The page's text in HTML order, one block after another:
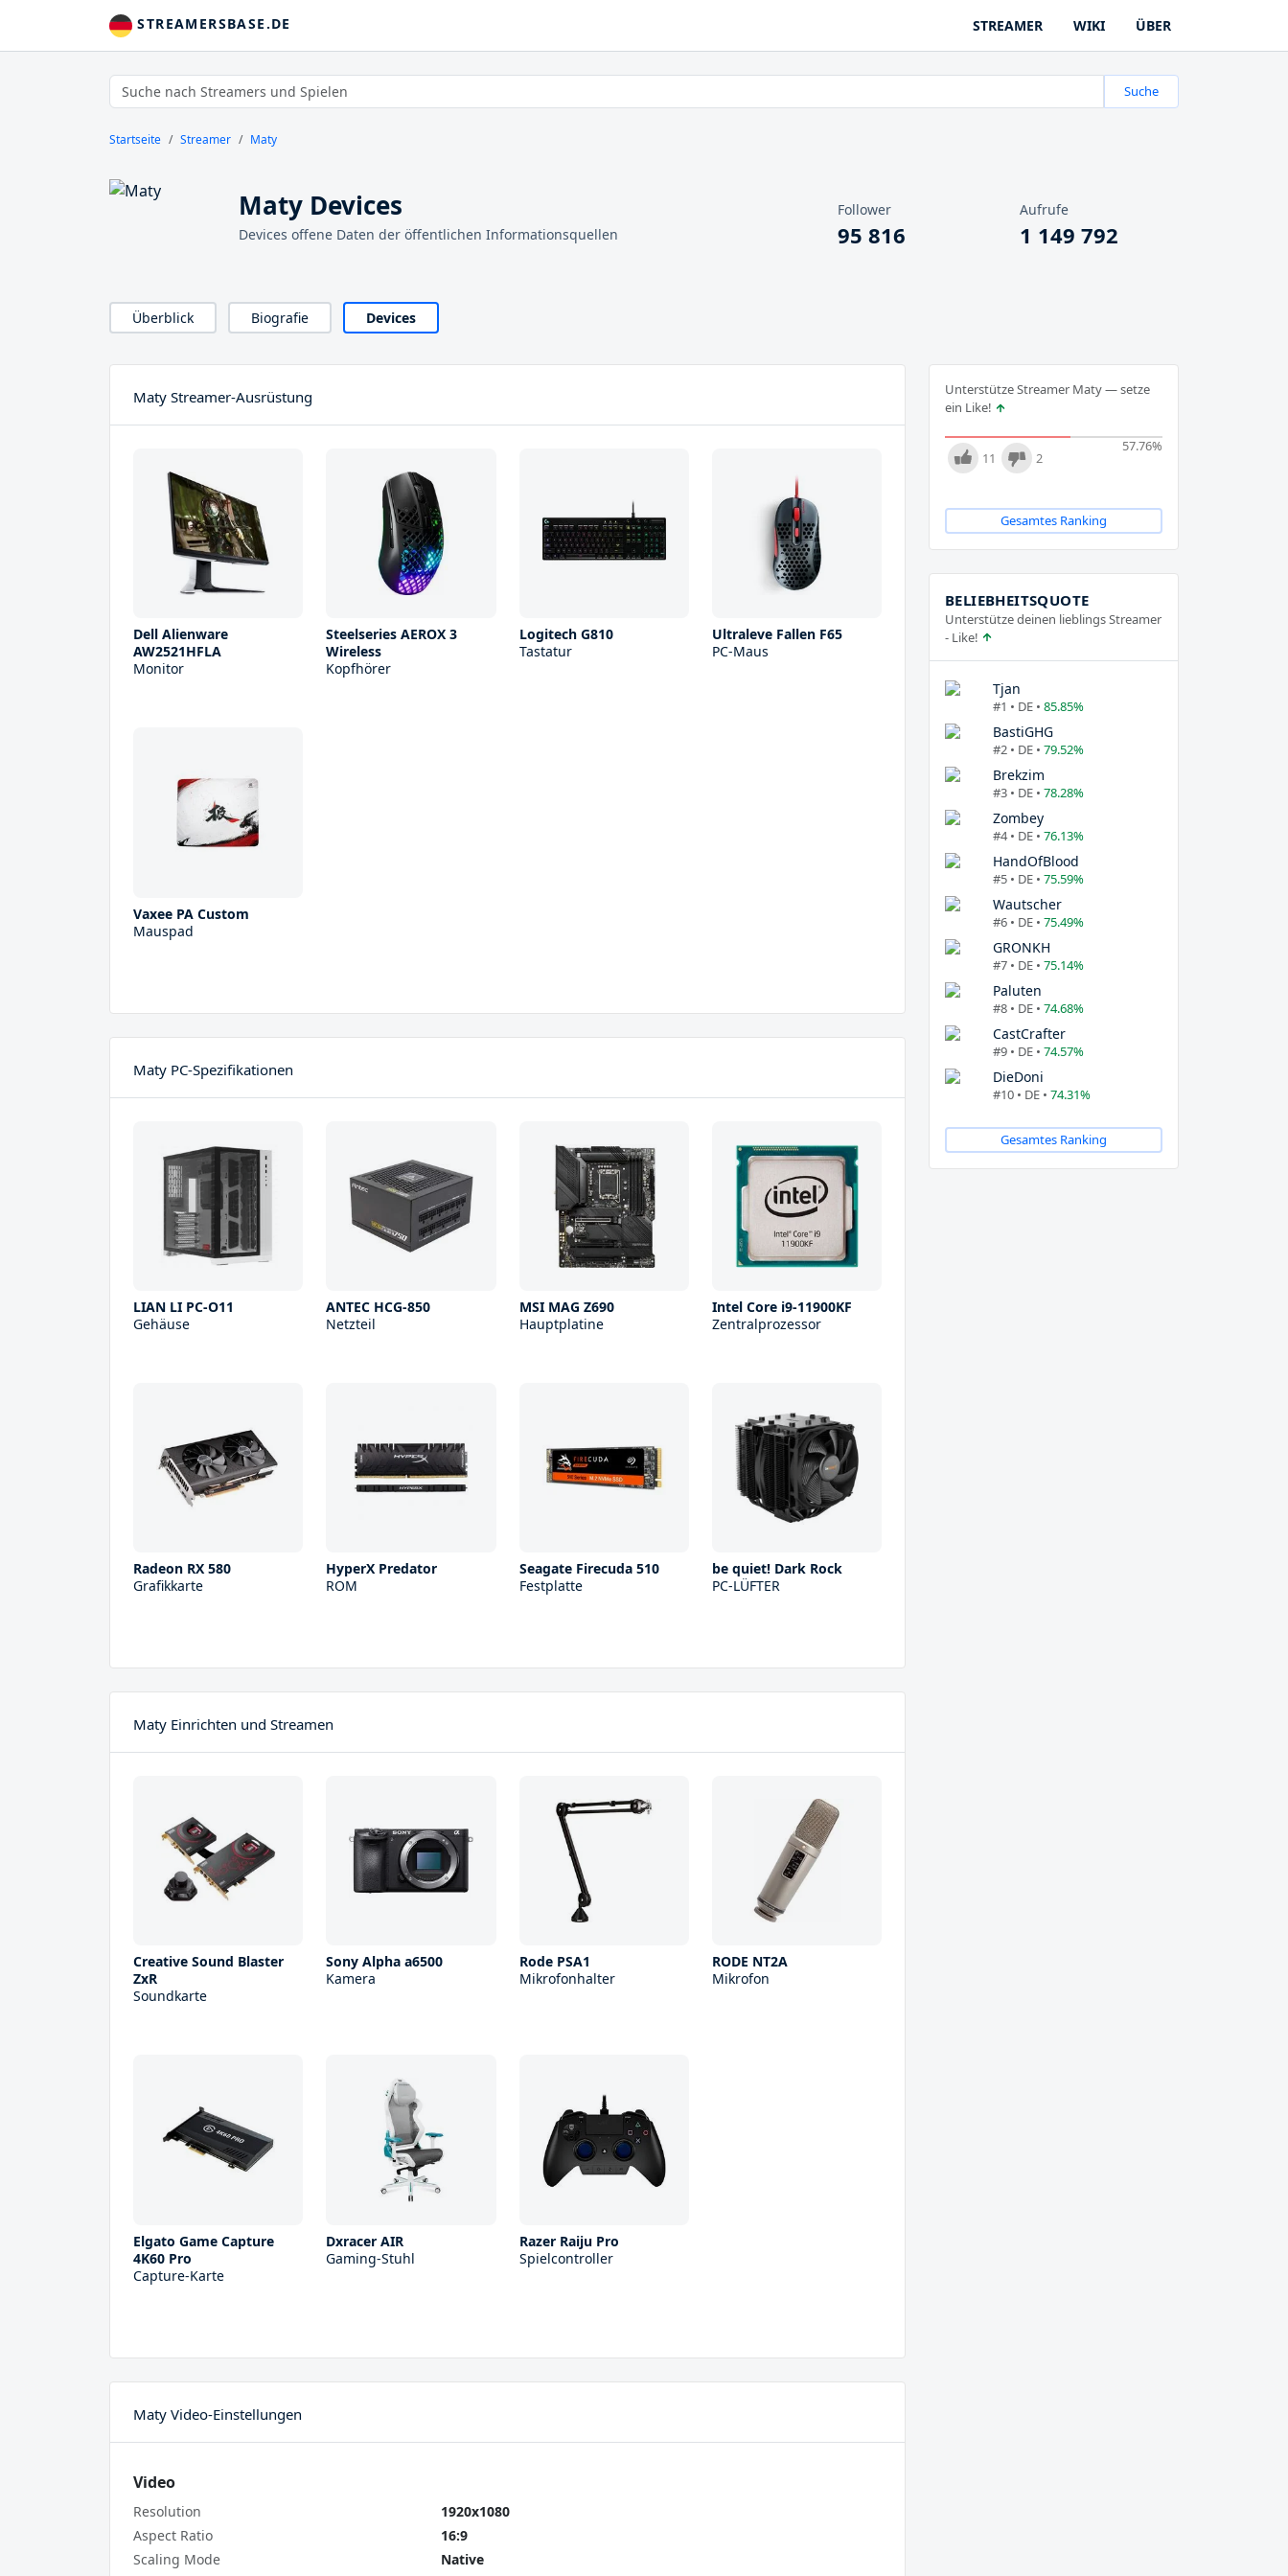
STREAMERSBASE.DE STREAMER WIKI ÜBER
Suche
Startseite Streamer Maty
Maty Devices
Devices offene Daten der öffentlichen Informationsquellen
Follower
95 816
Aufrufe
1 149 792
Überblick Biografie Devices
Maty Streamer-Ausrüstung
Dell Alienware
AW2521HFLA
Monitor
Steelseries AEROX 3
Wireless
Kopfhörer
Logitech G810
Tastatur
Ultraleve Fallen F65
PC-Maus
Vaxee PA Custom
Mauspad
Maty PC-Spezifikationen
LIAN LI PC-O11
Gehäuse
ANTEC HCG-850
Netzteil
MSI MAG Z690
Hauptplatine
Intel Core i9-11900KF
Zentralprozessor
Radeon RX 580
Grafikkarte
HyperX Predator
ROM
Seagate Firecuda 510
Festplatte
be quiet! Dark Rock
PC-LÜFTER
Maty Einrichten und Streamen
Creative Sound Blaster
ZxR
Soundkarte
Sony Alpha a6500
Kamera
Rode PSA1
Mikrofonhalter
RODE NT2A
Mikrofon
Elgato Game Capture
4K60 Pro
Capture-Karte
Dxracer AIR
Gaming-Stuhl
Razer Raiju Pro
Spielcontroller
Maty Video-Einstellungen
Video
Resolution
1920x1080
Aspect Ratio
16:9
Scaling Mode
Native
Unterstütze Streamer Maty — setze
ein Like!
57.76%
11 2
Gesamtes Ranking
BELIEBHEITSQUOTE
Unterstütze deinen lieblings Streamer
- Like!
Tjan
#1 • DE • 85.85%
BastiGHG
#2 • DE • 79.52%
Brekzim
#3 • DE • 78.28%
Zombey
#4 • DE • 76.13%
HandOfBlood
#5 • DE • 75.59%
Wautscher
#6 • DE • 75.49%
GRONKH
#7 • DE • 75.14%
Paluten
#8 • DE • 74.68%
CastCrafter
#9 • DE • 74.57%
DieDoni
#10 • DE • 74.31%
Gesamtes Ranking